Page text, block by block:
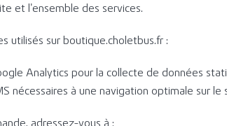
et l’ensemble des services.
utilisés sur boutique.choletbus.fr :
Analytics pour la collecte de données
nécessaires à une navigation optimale sur le
adressez-vous à :